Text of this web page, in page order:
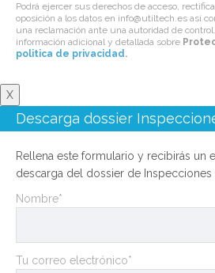
Podrá ejercer sus derechos de acceso,
oposición a los datos en info@utiltech.es así
una reclamación ante una autoridad de
información adicional y detallada sobre
politica de privacidad.
X
Descarga dossier
Rellena este formulario y recibirás un
descarga del dossier de Inspecciones
Nombre*
Tu correo electrónico*